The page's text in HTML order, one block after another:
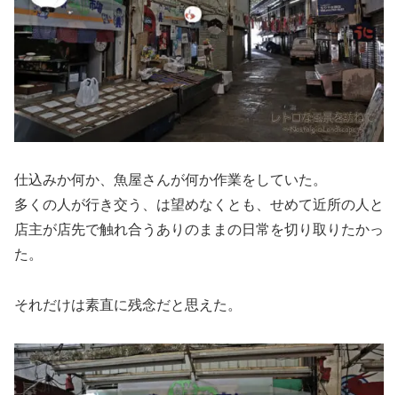
仕込みか何か、魚屋さんが何か作業をしていた。
多くの人が行き交う、は望めなくとも、せめて近所の人と
店主が店先で触れ合うありのままの日常を切り取りたかっ
た。
それだけは素直に残念だと思えた。